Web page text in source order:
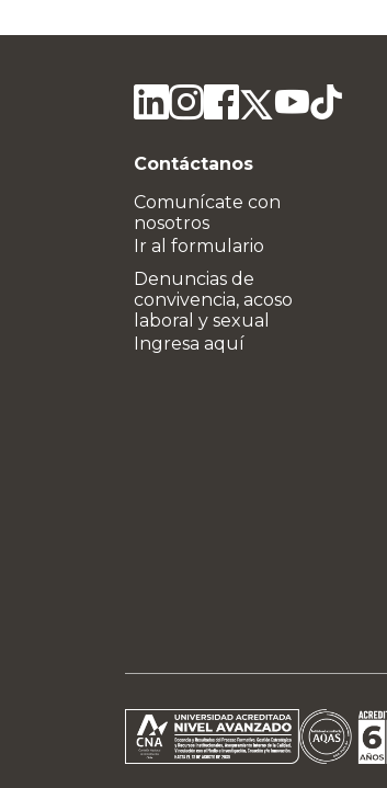
Contáctanos
Comunícate con
nosotros
Ir al formulario
Denuncias de
convivencia, acoso
laboral y sexual
Ingresa aquí